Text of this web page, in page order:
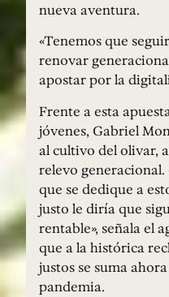
nueva aventura.
«Tenemos que
renovar
apostar por la
Frente a esta
jóvenes, Gabriel
al cultivo del olivar,
relevo generacional.
que se dedique a
justo le diría que
rentable», señala el
que a la histórica
justos se suma
pandemia.